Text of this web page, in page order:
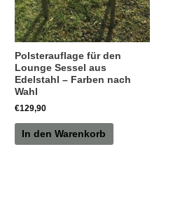
Polsterauflage für den
Lounge Sessel aus
Edelstahl – Farben nach
Wahl
€129,90
In den Warenkorb